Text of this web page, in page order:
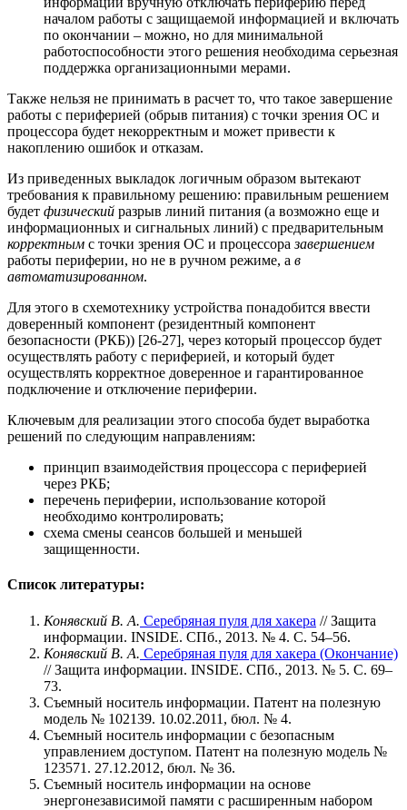
началом работы с защищаемой информацией и включать
по окончании – можно, но для минимальной
работоспособности этого решения необходима серьезная
поддержка организационными мерами.
Также нельзя не принимать в расчет то, что такое завершение
работы с периферией (обрыв питания) с точки зрения ОС и
процессора будет некорректным и может привести к
накоплению ошибок и отказам.
Из приведенных выкладок логичным образом вытекают
требования к правильному решению: правильным решением
будет физический разрыв линий питания (а возможно еще и
информационных и сигнальных линий) с предварительным
корректным с точки зрения ОС и процессора завершением
работы периферии, но не в ручном режиме, а в
автоматизированном.
Для этого в схемотехнику устройства понадобится ввести
доверенный компонент (резидентный компонент
безопасности (РКБ)) [26-27], через который процессор будет
осуществлять работу с периферией, и который будет
осуществлять корректное доверенное и гарантированное
подключение и отключение периферии.
Ключевым для реализации этого способа будет выработка
решений по следующим направлениям:
принцип взаимодействия процессора с периферией
через РКБ;
перечень периферии, использование которой
необходимо контролировать;
схема смены сеансов большей и меньшей
защищенности.
Список литературы:
Конявский В. А. Серебряная пуля для хакера // Защита
информации. INSIDE. СПб., 2013. № 4. С. 54–56.
Конявский В. А. Серебряная пуля для хакера (Окончание)
// Защита информации. INSIDE. СПб., 2013. № 5. С. 69–
73.
Съемный носитель информации. Патент на полезную
модель № 102139. 10.02.2011, бюл. № 4.
Съемный носитель информации с безопасным
управлением доступом. Патент на полезную модель №
123571. 27.12.2012, бюл. № 36.
Съемный носитель информации на основе
энергонезависимой памяти с расширенным набором